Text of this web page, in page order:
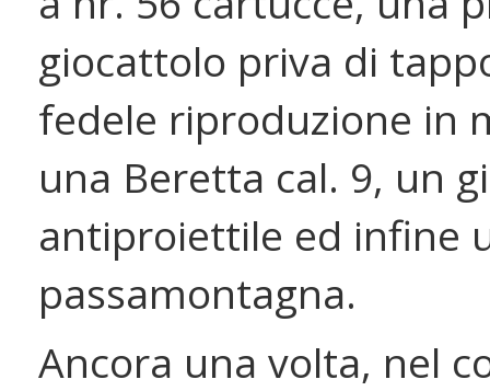
giocattolo priva di
fedele riproduzione in
una Beretta cal. 9, un
antiproiettile ed infine
passamontagna.
Ancora una volta, nel